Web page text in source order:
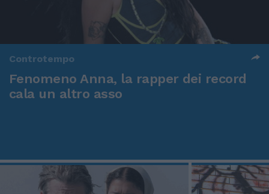
Controtempo
Fenomeno Anna, la rapper dei record
cala un altro asso